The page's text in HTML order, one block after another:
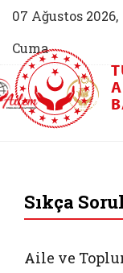
07 Ağustos 2026,
Cuma
Aile (yeni sekmede açılır)
AİLEM İletişim
Sıkça
Aile ve